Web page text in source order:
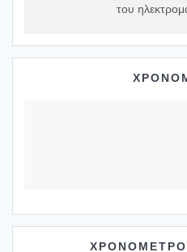
του
ΧΡΟΝΟΜΕΤΡΟ